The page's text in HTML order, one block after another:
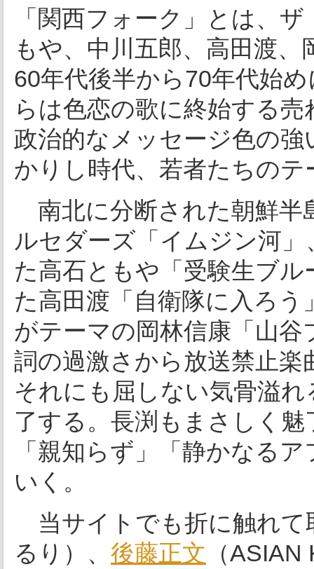
「関西フォーク」とは、
もや、中川五郎、高田渡
60年代後半から70年代始
らは色恋の歌に終始する
政治的なメッセージ色の
かりし時代、若者たちの
南北に分断された朝鮮半
ルセダーズ「イムジン河」
た高石ともや「受験生ブル
た高田渡「自衛隊に入ろ
がテーマの岡林信康「山
詞の過激さから放送禁止
それにも屈しない気骨溢
了する。長渕もまさしく
「親知らず」「静かなる
いく。
当サイトでも折に触れて
るり）、 後藤正文 （